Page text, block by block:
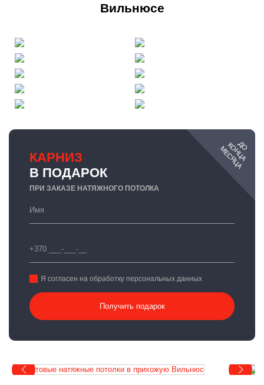
Вильнюсе
КАРНИЗ
В ПОДАРОК
ПРИ ЗАКАЗЕ НАТЯЖНОГО ПОТОЛКА
Я согласен на обработку персональных данных
Получить подарок
ДО
КОНЦА
МЕСЯЦА